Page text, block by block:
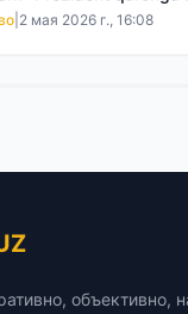
boʻldi
2 мая 2026 г., 16:08
объективно,